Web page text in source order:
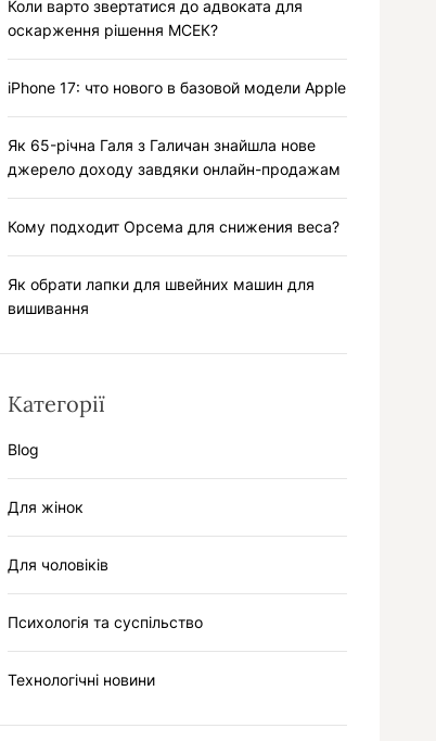
Коли варто звертатися до адвоката для
оскарження рішення МСЕК?
iPhone 17: что нового в базовой модели Apple
Як 65-річна Галя з Галичан знайшла нове
джерело доходу завдяки онлайн-продажам
Кому подходит Орсема для снижения веса?
Як обрати лапки для швейних машин для
вишивання
Категорії
Blog
Для жінок
Для чоловіків
Психологія та суспільство
Технологічні новини